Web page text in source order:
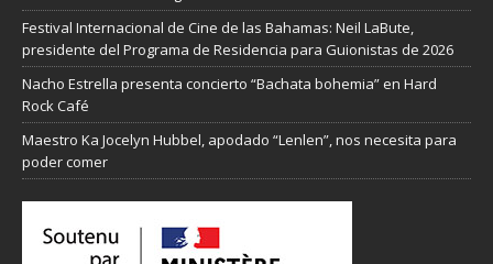
Festival Internacional de Cine de las Bahamas: Neil LaBute,
presidente del Programa de Residencia para Guionistas de 2026
Nacho Estrella presenta concierto “Bachata bohemia” en Hard
Rock Café
Maestro Ka Jocelyn Hubbel, apodado “Lenlen”, nos necesita para
poder comer